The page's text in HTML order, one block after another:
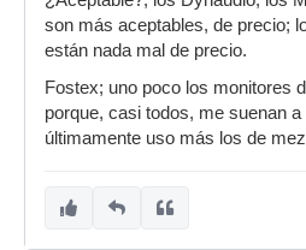
son más aceptables, de precio;
están nada mal de precio.
Fostex; uno poco los monitores
porque, casi todos, me suenan
últimamente uso más los de